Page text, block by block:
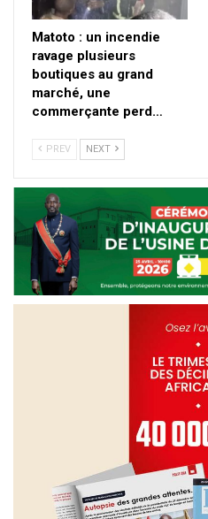
Matoto : un incendie
ravage plusieurs
boutiques au grand
marché, une
commerçante perd…
PREV NEXT